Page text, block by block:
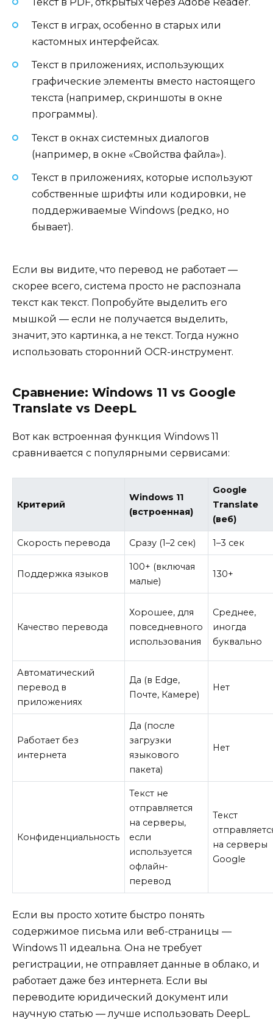
Текст в играх, особенно в старых или
кастомных интерфейсах.
Текст в приложениях, использующих
графические элементы вместо настоящего
текста (например, скриншоты в окне
программы).
Текст в окнах системных диалогов
(например, в окне «Свойства файла»).
Текст в приложениях, которые используют
собственные шрифты или кодировки, не
поддерживаемые Windows (редко, но
бывает).
Если вы видите, что перевод не работает —
скорее всего, система просто не распознала
текст как текст. Попробуйте выделить его
мышкой — если не получается выделить,
значит, это картинка, а не текст. Тогда нужно
использовать сторонний OCR-инструмент.
Сравнение: Windows 11 vs Google
Translate vs DeepL
Вот как встроенная функция Windows 11
сравнивается с популярными сервисами:
Критерий
Windows 11
(встроенная)
Google
Translate
(веб)
Скорость перевода Сразу (1–2 сек) 1–3 сек
Поддержка языков
100+ (включая
малые)
130+
Качество перевода
Хорошее, для
повседневного
использования
Среднее,
иногда
буквально
Автоматический
перевод в
приложениях
Да (в Edge,
Почте, Камере)
Нет
Работает без
интернета
Да (после
загрузки
языкового
пакета)
Нет
Конфиденциальность
Текст не
отправляется
на серверы,
если
используется
офлайн-
перевод
Текст
на серверы
Google
Если вы просто хотите быстро понять
содержимое письма или веб-страницы —
Windows 11 идеальна. Она не требует
регистрации, не отправляет данные в облако, и
работает даже без интернета. Если вы
переводите юридический документ или
научную статью — лучше использовать DeepL.